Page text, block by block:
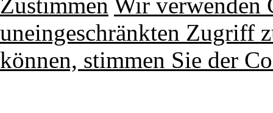
uneingeschränkten Zugriff
können, stimmen Sie der